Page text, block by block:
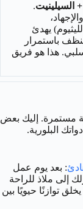
السيلينيت.
يهدئ
باستمرار
هذا هو فريق
مستمرة. إليك بعض
البلورية.
: بعد يوم عمل
إلى ملاذ للراحة
توازنًا حيويًا بين